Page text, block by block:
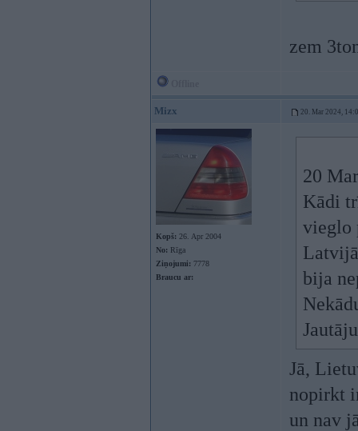
zem
Mizx 20. Mar 2024,
Kopš: 26. Apr 2004
No: Rīga
Ziņojumi: 7778
Braucu ar:
20
Kādi
vieglo
bija
Jā,
nopirkt
un nav